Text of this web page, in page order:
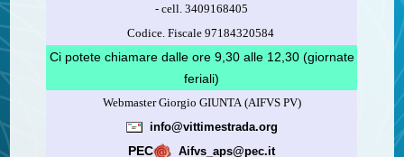
Indica nel riquadro il codice fiscale dell’A.I.F.V.S.:
97184320584
Leggi come fare
(versione stampabile)
-cell.3409168405
Codice. Fiscale 97184320584
Ci potete chiamare dalle ore 9,30 alle 12,30 (giornate
feriali)
Webmaster Giorgio GIUNTA (AIFVS PV)
info@vittimestrada.org
PEC Aifvs_aps@pec.it